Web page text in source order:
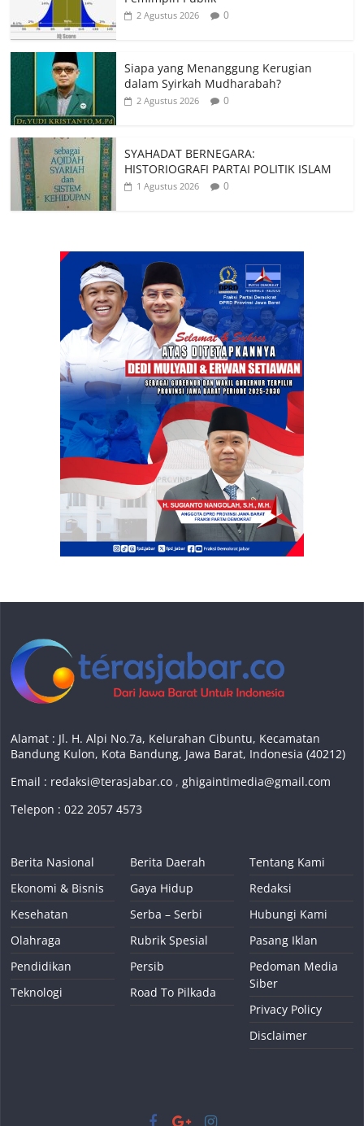
2 Agustus 2026 0
Siapa yang Menanggung Kerugian
dalam Syirkah Mudharabah?
2 Agustus 2026 0
SYAHADAT BERNEGARA:
HISTORIOGRAFI PARTAI POLITIK ISLAM
1 Agustus 2026 0
Alamat : Jl. H. Alpi No.7a, Kelurahan Cibuntu, Kecamatan
Bandung Kulon, Kota Bandung, Jawa Barat, Indonesia (40212)
Email : redaksi@terasjabar.co ,ghigaintimedia@gmail.com
Telepon : 022 2057 4573
Berita Nasional
Ekonomi & Bisnis
Kesehatan
Olahraga
Pendidikan
Teknologi
Berita Daerah
Gaya Hidup
Serba – Serbi
Rubrik Spesial
Persib
Road To Pilkada
Tentang Kami
Redaksi
Hubungi Kami
Pasang Iklan
Pedoman Media
Siber
Privacy Policy
Disclaimer